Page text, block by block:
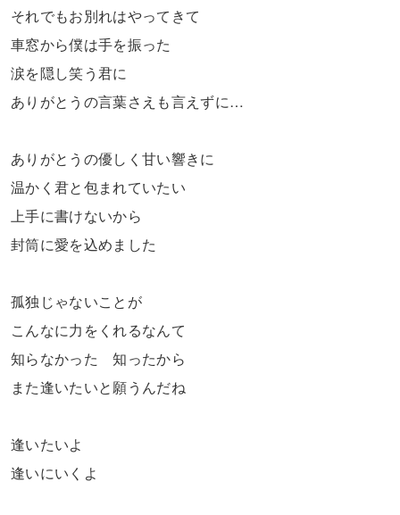
それでもお別れはやってきて
車窓から僕は手を振った
涙を隠し笑う君に
ありがとうの言葉さえも言えずに…
ありがとうの優しく甘い響きに
温かく君と包まれていたい
上手に書けないから
封筒に愛を込めました
孤独じゃないことが
こんなに力をくれるなんて
知らなかった 知ったから
また逢いたいと願うんだね
逢いたいよ
逢いにいくよ